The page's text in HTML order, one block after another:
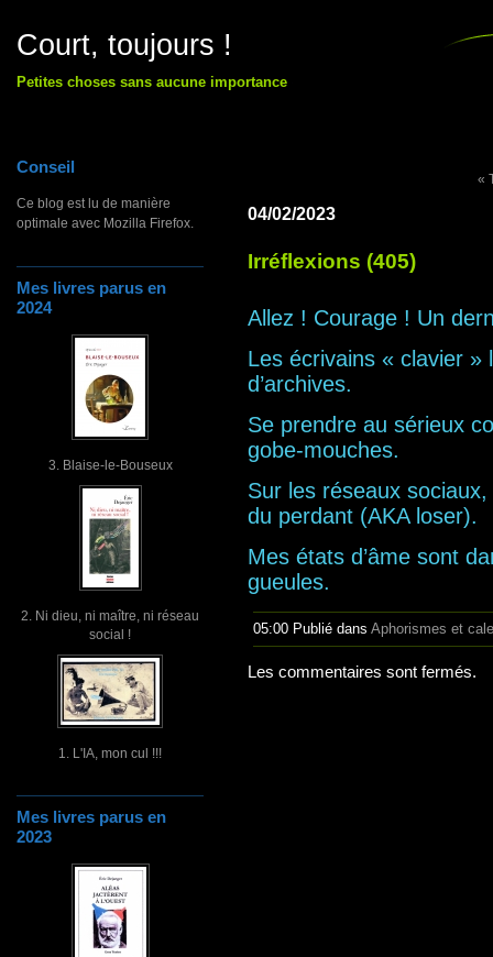
Court, toujours !
Petites choses sans aucune importance
Conseil
Ce blog est lu de manière
optimale avec Mozilla Firefox.
Mes livres parus en
2024
3. Blaise-le-Bouseux
2. Ni dieu, ni maître, ni réseau
social !
1. L'IA, mon cul !!!
Mes livres parus en
2023
«
04/02/2023
Irréflexions (405)
Allez ! Courage ! Un
Les écrivains « clavier »
d’archives.
Se prendre au sérieux
gobe-mouches.
Sur les réseaux
du perdant (AKA loser).
Mes états d’âme sont
gueules.
05:00 Publié dans Aphorismes et
Les commentaires sont fermés.